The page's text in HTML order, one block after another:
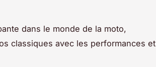
dans le monde de la moto,
classiques avec les performances et